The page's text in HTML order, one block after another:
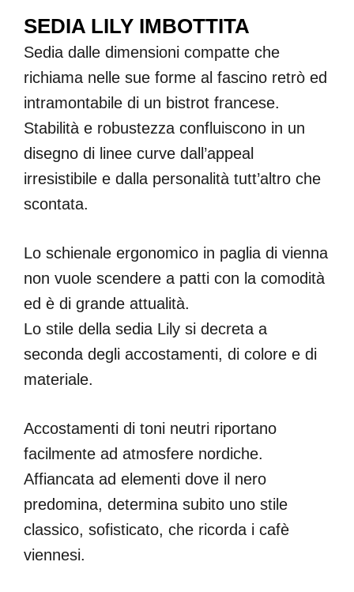
SEDIA LILY IMBOTTITA
Sedia dalle dimensioni compatte che
richiama nelle sue forme al fascino retrò ed
intramontabile di un bistrot francese.
Stabilità e robustezza confluiscono in un
disegno di linee curve dall’appeal
irresistibile e dalla personalità tutt’altro che
scontata.
Lo schienale ergonomico in paglia di vienna
non vuole scendere a patti con la comodità
ed è di grande attualità.
Lo stile della sedia Lily si decreta a
seconda degli accostamenti, di colore e di
materiale.
Accostamenti di toni neutri riportano
facilmente ad atmosfere nordiche.
Affiancata ad elementi dove il nero
predomina, determina subito uno stile
classico, sofisticato, che ricorda i cafè
viennesi.